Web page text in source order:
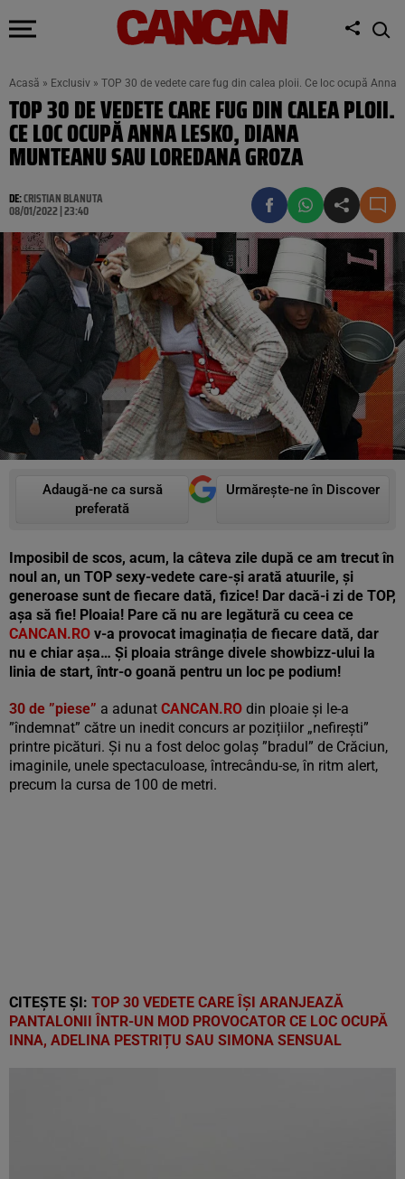
Acasă » Exclusiv » TOP 30 de vedete care fug din calea ploii. Ce loc ocupă Anna
TOP 30 DE VEDETE CARE FUG DIN CALEA PLOII.
CE LOC OCUPĂ ANNA LESKO, DIANA
MUNTEANU SAU LOREDANA GROZA
DE:CRISTIAN BLANUTA
08/01/2022 | 23:40
Adaugă-ne ca sursă
preferată
Urmărește-ne în Discover
Imposibil de scos, acum, la câteva zile după ce am trecut în
noul an, un TOP sexy-vedete care-și arată atuurile, și
generoase sunt de fiecare dată, fizice! Dar dacă-i zi de TOP,
așa să fie! Ploaia! Pare că nu are legătură cu ceea ce
CANCAN.RO v-a provocat imaginația de fiecare dată, dar
nu e chiar așa… Și ploaia strânge divele showbizz-ului la
linia de start, într-o goană pentru un loc pe podium!
30 de ”piese” a adunat CANCAN.RO din ploaie și le-a
”îndemnat” către un inedit concurs ar pozițiilor „nefirești”
printre picături. Și nu a fost deloc golaș ”bradul” de Crăciun,
imaginile, unele spectaculoase, întrecându-se, în ritm alert,
precum la cursa de 100 de metri.
CITEȘTE ȘI: TOP 30 VEDETE CARE ÎȘI ARANJEAZĂ
PANTALONII ÎNTR-UN MOD PROVOCATOR CE LOC OCUPĂ
INNA, ADELINA PESTRIȚU SAU SIMONA SENSUAL